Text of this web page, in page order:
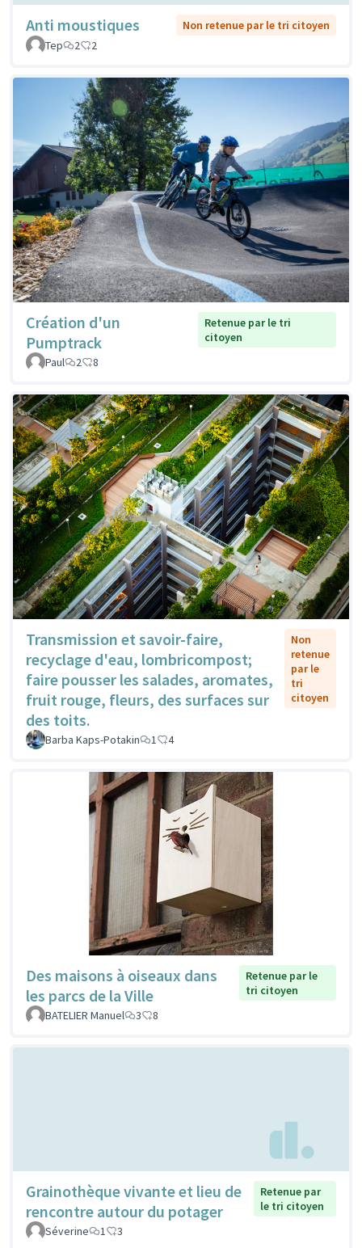
Anti moustiques
Non retenue par le tri citoyen
Tep
2 2
Création d'un
Pumptrack
Retenue par le tri
citoyen
Paul
2 8
Transmission et savoir-faire,
recyclage d'eau, lombricompost;
faire pousser les salades, aromates,
fruit rouge, fleurs, des surfaces sur
des toits.
Non
retenue
par le
tri
citoyen
Barba Kaps-Potakin 1 4
Des maisons à oiseaux dans
les parcs de la Ville
Retenue par le
tri citoyen
BATELIER Manuel
3 8
Grainothèque vivante et lieu de
rencontre autour du potager
Retenue par
le tri citoyen
Séverine
1 3